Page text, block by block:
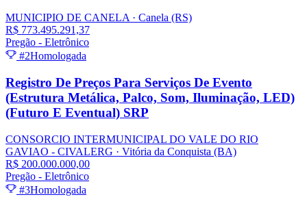
MUNICIPIO DE CANELA · Canela (RS)
R$ 773.495.291,37
Pregão - Eletrônico
#2Homologada
Registro De Preços Para Serviços De Evento
(Estrutura Metálica, Palco, Som, Iluminação, LED)
(Futuro E Eventual) SRP
CONSORCIO INTERMUNICIPAL DO VALE DO RIO
GAVIAO - CIVALERG · Vitória da Conquista (BA)
R$ 200.000.000,00
Pregão - Eletrônico
#3Homologada